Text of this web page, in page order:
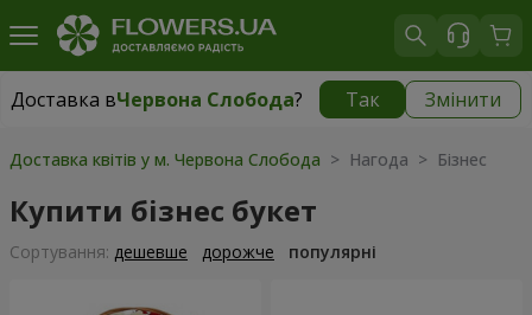
Доставка вЧервона Слобода? Так Змінити
Доставка вЧервона Слобода|безкоштовно
Доставка квітів у м. Червона Слобода > Нагода > Бізнес
Купити бізнес букет
Сортування: дешевше дорожче популярні